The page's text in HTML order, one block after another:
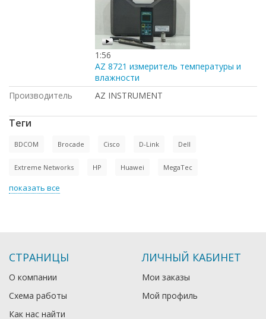
1:56
AZ 8721 измеритель температуры и
влажности
Производитель
AZ INSTRUMENT
Теги
BDCOM Brocade Cisco D-Link Dell
Extreme Networks HP Huawei MegaTec
показать все
СТРАНИЦЫ
О компании
Схема работы
Как нас найти
ЛИЧНЫЙ КАБИНЕТ
Мои заказы
Мой профиль